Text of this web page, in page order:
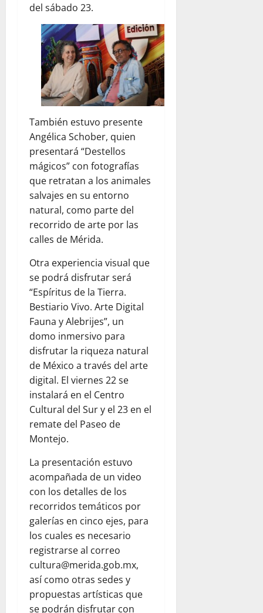
del sábado 23.
También estuvo presente
Angélica Schober, quien
presentará “Destellos
mágicos” con fotografías
que retratan a los animales
salvajes en su entorno
natural, como parte del
recorrido de arte por las
calles de Mérida.
Otra experiencia visual que
se podrá disfrutar será
“Espíritus de la Tierra.
Bestiario Vivo. Arte Digital
Fauna y Alebrijes”, un
domo inmersivo para
disfrutar la riqueza natural
de México a través del arte
digital. El viernes 22 se
instalará en el Centro
Cultural del Sur y el 23 en el
remate del Paseo de
Montejo.
La presentación estuvo
acompañada de un video
con los detalles de los
recorridos temáticos por
galerías en cinco ejes, para
los cuales es necesario
registrarse al correo
cultura@merida.gob.mx,
así como otras sedes y
propuestas artísticas que
se podrán disfrutar con